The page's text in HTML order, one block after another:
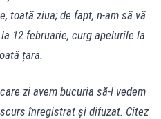
toată ziua; de fapt, n-am să vă
12 februarie, curg apelurile la
țara.
zi avem bucuria să-l vedem
înregistrat și difuzat. Citez